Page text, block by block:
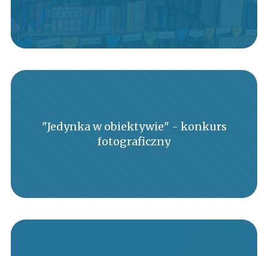
"Jedynka w obiektywie" - konkurs
fotograficzny